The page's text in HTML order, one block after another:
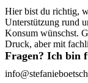
Hier bist du richtig,
Unterstützung rund
Konsum wünschst.
Druck, aber mit
Fragen? Ich bin